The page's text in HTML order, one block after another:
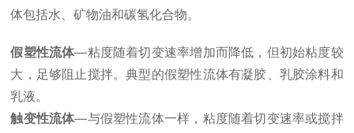
体包括水、矿物油和碳氢化合物。
假塑性流体—粘度随着切变速率增加而降低，但初始粘度较
大，足够阻止搅拌。典型的假塑性流体有凝胶、乳胶涂料和
乳液。
触变性流体—与假塑性流体一样，粘度随着切变速率或搅拌